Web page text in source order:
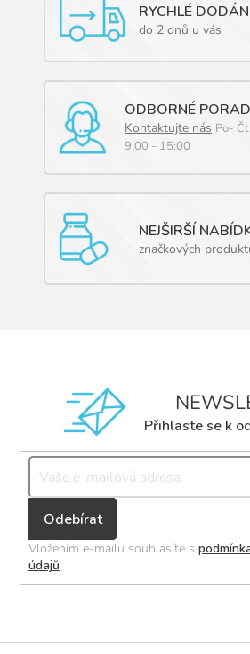
RYCHLÉ
do 2 dnů u vás
ODBORNÉ
Kontaktujte nás Po-
9:00 - 15:00
NEJŠIRŠÍ
značkových
Přihlaste se k
Přihlásit
se
Vložením e-mailu souhlasíte s
údajů